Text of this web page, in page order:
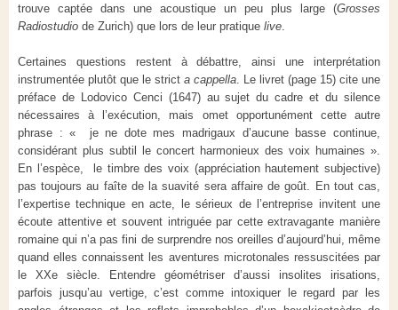
trouve captée dans une acoustique un peu plus large (Grosses
Radiostudio de Zurich) que lors de leur pratique live
Certaines questions restent à débattre, ainsi une interprétation
instrumentée plutôt que le strict a cappella . Le livret (page 15) cite une
préface de Lodovico Cenci (1647) au sujet du cadre et du silence
nécessaires à l’exécution, mais omet opportunément cette autre
phrase : « je ne dote mes madrigaux d’aucune basse continue,
considérant plus subtil le concert harmonieux des voix humaines ».
En l’espèce, le timbre des voix (appréciation hautement subjective)
pas toujours au faîte de la suavité sera affaire de goût. En tout cas,
l’expertise technique en acte, le sérieux de l’entreprise invitent une
écoute attentive et souvent intriguée par cette extravagante manière
romaine qui n’a pas fini de surprendre nos oreilles d’aujourd’hui, même
quand elles connaissent les aventures microtonales ressuscitées par
le XXe siècle. Entendre géométriser d’aussi insolites irisations,
parfois jusqu’au vertige, c’est comme intoxiquer le regard par les